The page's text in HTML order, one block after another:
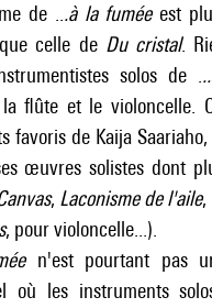
de .. .à la fuméeest
celle de Du cristal.
solos de .
la flûte et le violoncelle.
favoris de Kaija
œuvres solistes dont
, Laconisme de l'aile,
, pour violoncelle...).
n'est pourtant pas
où les instruments